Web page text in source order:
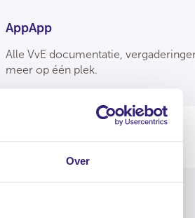
Over
AppApp
Alle VvE documentatie,
meer op één plek.